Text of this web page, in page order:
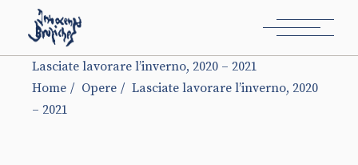
Lasciate lavorare l’inverno, 2020 – 2021
Home
Opere
Lasciate lavorare l’inverno, 2020
– 2021